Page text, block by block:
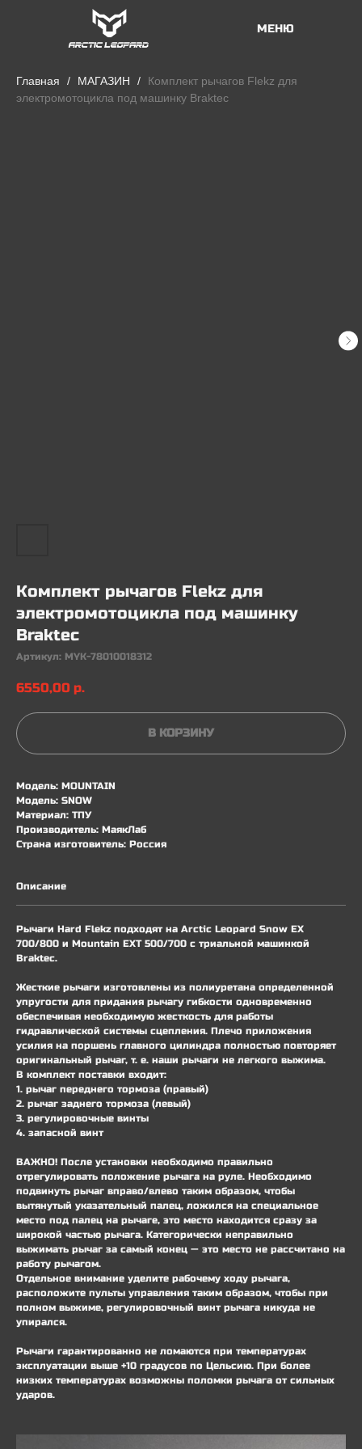
МЕНЮ
Главная МАГАЗИН
Комплект рычагов Flekz для
электромотоцикла под машинку Braktec
Комплект рычагов Flekz для
электромотоцикла под машинку
Braktec
Артикул: MYK-78010018312
6550,00 р.
В КОРЗИНУ
Модель: MOUNTAIN
Модель: SNOW
Материал: ТПУ
Производитель: МаякЛаб
Страна изготовитель: Россия
Описание
Рычаги Hard Flekz подходят на Arctic Leopard Snow EX
700/800 и Mountain EXT 500/700 с триальной машинкой
Brakteс.
Жесткие рычаги изготовлены из полиуретана определенной
упругости для придания рычагу гибкости одновременно
обеспечивая необходимую жесткость для работы
гидравлической системы сцепления. Плечо приложения
усилия на поршень главного цилиндра полностью повторяет
оригинальный рычаг, т. е. наши рычаги не легкого выжима.
В комплект поставки входит:
1. рычаг переднего тормоза (правый)
2. рычаг заднего тормоза (левый)
3. регулировочные винты
4. запасной винт
ВАЖНО! После установки необходимо правильно
отрегулировать положение рычага на руле. Необходимо
подвинуть рычаг вправо/влево таким образом, чтобы
вытянутый указательный палец, ложился на специальное
место под палец на рычаге, это место находится сразу за
широкой частью рычага. Категорически неправильно
выжимать рычаг за самый конец — это место не рассчитано на
работу рычагом.
Отдельное внимание уделите рабочему ходу рычага,
расположите пульты управления таким образом, чтобы при
полном выжиме, регулировочный винт рычага никуда не
упирался.
Рычаги гарантированно не ломаются при температурах
эксплуатации выше +10 градусов по Цельсию. При более
низких температурах возможны поломки рычага от сильных
ударов.